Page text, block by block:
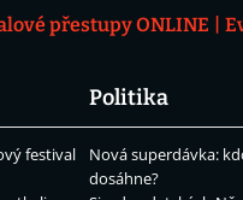
přestupy ONLINE
festival
Politika
Nová superdávka:
dosáhne?